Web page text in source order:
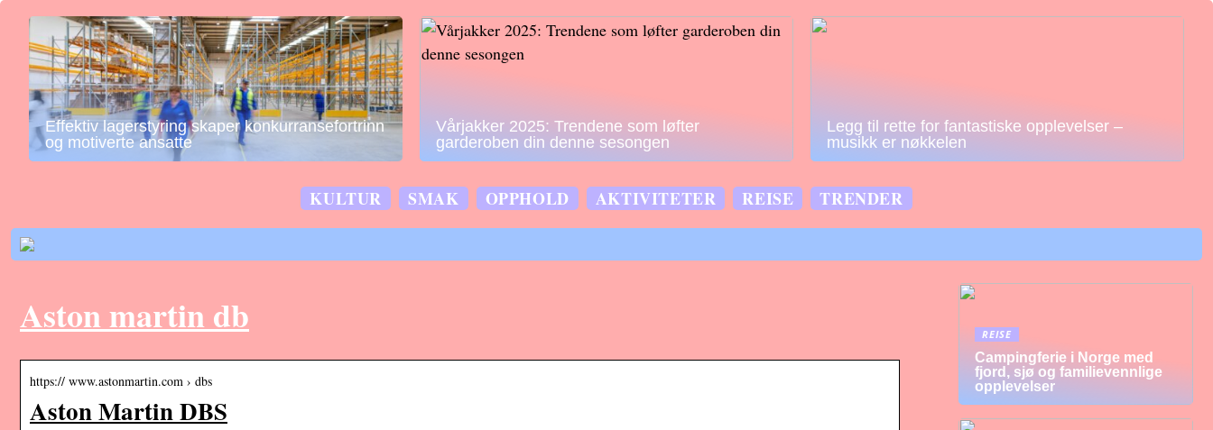
Effektiv lagerstyring skaper konkurransefortrinn
og motiverte ansatte
Vårjakker 2025: Trendene som løfter
garderoben din denne sesongen
Legg til rette for fantastiske opplevelser –
musikk er nøkkelen
KULTUR SMAK OPPHOLD AKTIVITETER REISE TRENDER
Aston martin db
https:// www.astonmartin.com › dbs
Aston Martin DBS
REISE
Campingferie i Norge med
fjord, sjø og familievennlige
opplevelser